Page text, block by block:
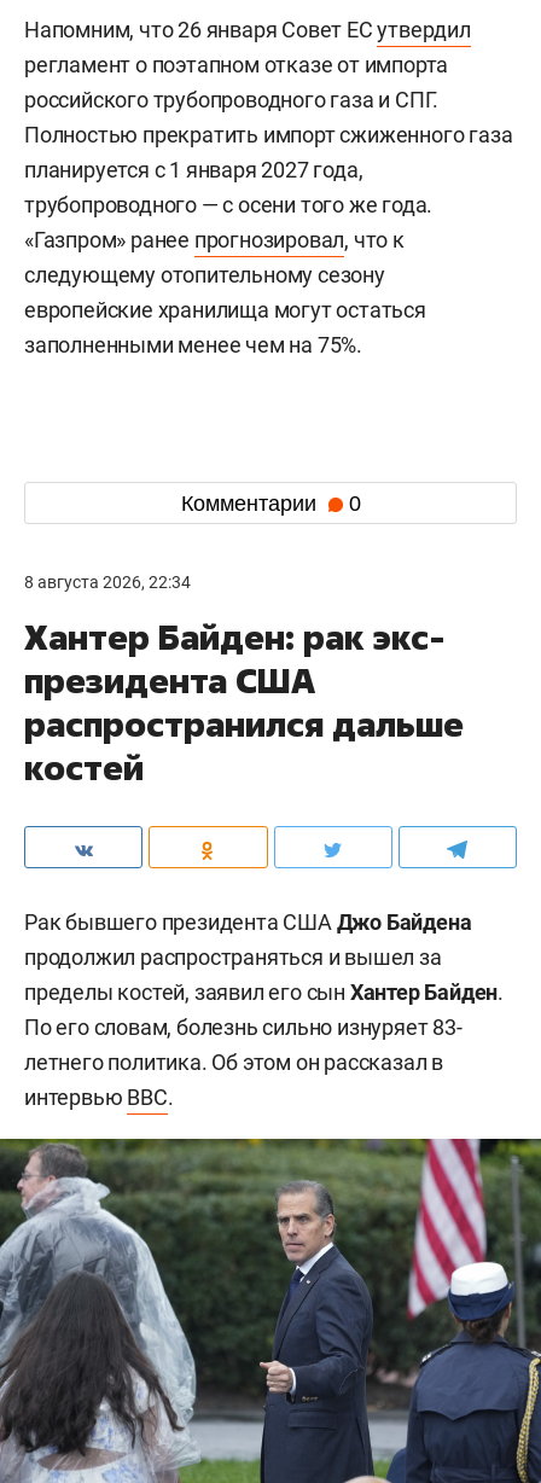
Напомним, что 26 января Совет ЕСутвердил
регламент о поэтапном отказе от импорта
российского трубопроводного газа и СПГ.
Полностью прекратить импорт сжиженного газа
планируется с 1 января 2027 года,
трубопроводного — с осени того же года.
«Газпром» ранее прогнозировал, что к
следующему отопительному сезону
европейские хранилища могут остаться
заполненными менее чем на 75%.
Комментарии 0
8 августа 2026, 22:34
Хантер Байден: рак экс-
президента США
распространился дальше
костей
Рак бывшего президента США Джо Байдена
продолжил распространяться и вышел за
пределы костей, заявил его сын Хантер Байден.
По его словам, болезнь сильно изнуряет 83-
летнего политика. Об этом он рассказал в
интервью BBC.